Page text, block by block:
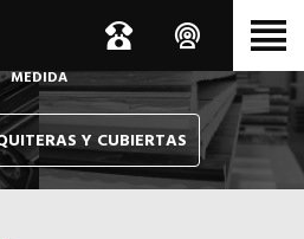
donde esté, y en tiempo récord,
sistemas de cubiertas confeccionados A
MEDIDA
Y CUBIERTAS